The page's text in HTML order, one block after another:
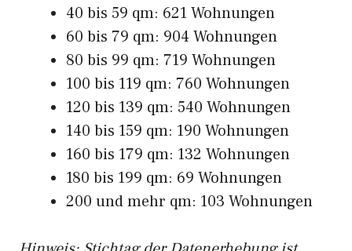
40 bis 59 qm: 621 Wohnungen
60 bis 79 qm: 904 Wohnungen
80 bis 99 qm: 719 Wohnungen
100 bis 119 qm: 760 Wohnungen
120 bis 139 qm: 540 Wohnungen
140 bis 159 qm: 190 Wohnungen
160 bis 179 qm: 132 Wohnungen
180 bis 199 qm: 69 Wohnungen
200 und mehr qm: 103 Wohnungen